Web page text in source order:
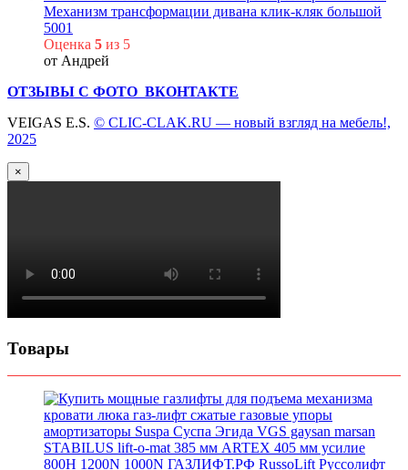
Механизм трансформации дивана клик-кляк большой
5001
Оценка 5 из 5
от Андрей
ОТЗЫВЫ С ФОТО ВКОНТАКТЕ
VEIGAS E.S. © CLIC-CLAK.RU — новый взгляд на мебель!,
2025
×
Товары